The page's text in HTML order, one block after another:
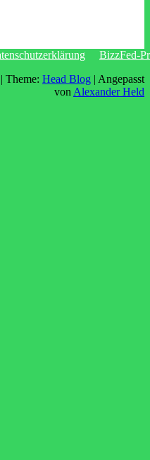
| Theme: Head Blog | Angepasst
von Alexander Held